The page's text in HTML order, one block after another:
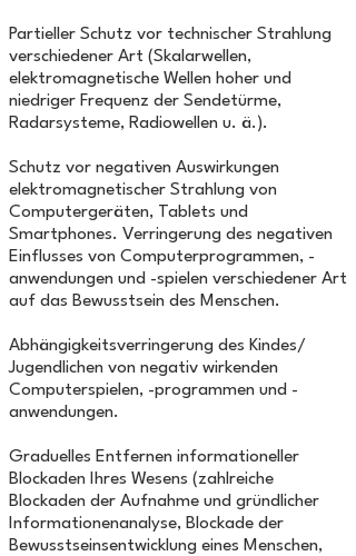
Partieller Schutz vor technischer Strahlung
verschiedener Art (Skalarwellen,
elektromagnetische Wellen hoher und
niedriger Frequenz der Sendetürme,
Radarsysteme, Radiowellen u. ä.).
Schutz vor negativen Auswirkungen
elektromagnetischer Strahlung von
Computergeräten, Tablets und
Smartphones. Verringerung des negativen
Einflusses von Computerprogrammen, -
anwendungen und -spielen verschiedener Art
auf das Bewusstsein des Menschen.
Abhängigkeitsverringerung des Kindes/
Jugendlichen von negativ wirkenden
Computerspielen, -programmen und -
anwendungen.
Graduelles Entfernen informationeller
Blockaden Ihres Wesens (zahlreiche
Blockaden der Aufnahme und gründlicher
Informationenanalyse, Blockade der
Bewusstseinsentwicklung eines Menschen,